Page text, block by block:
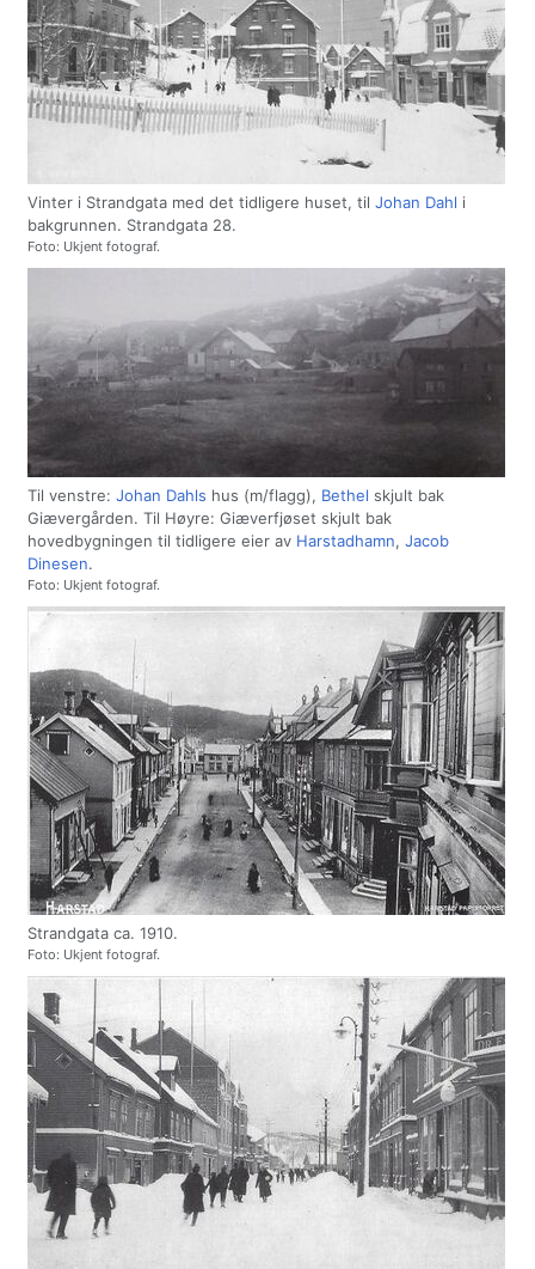
Vinter i Strandgata med det tidligere huset, til Johan Dahl i
bakgrunnen. Strandgata 28.
Foto: Ukjent fotograf.
Til venstre: Johan Dahls hus (m/flagg), Bethel skjult bak
Giævergården. Til Høyre: Giæverfjøset skjult bak
hovedbygningen til tidligere eier av Harstadhamn, Jacob
Dinesen.
Foto: Ukjent fotograf.
Strandgata ca. 1910.
Foto: Ukjent fotograf.